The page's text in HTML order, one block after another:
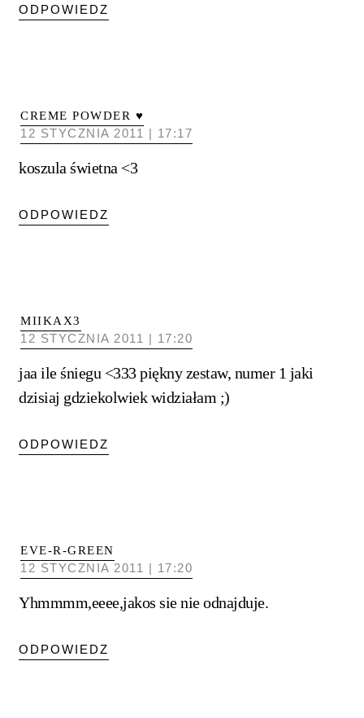
ODPOWIEDZ
CREME POWDER ♥
12 STYCZNIA 2011 | 17:17
koszula świetna <3
ODPOWIEDZ
MIIKAX3
12 STYCZNIA 2011 | 17:20
jaa ile śniegu <333 piękny zestaw, numer 1 jaki
dzisiaj gdziekolwiek widziałam ;)
ODPOWIEDZ
EVE-R-GREEN
12 STYCZNIA 2011 | 17:20
Yhmmmm,eeee,jakos sie nie odnajduje.
ODPOWIEDZ